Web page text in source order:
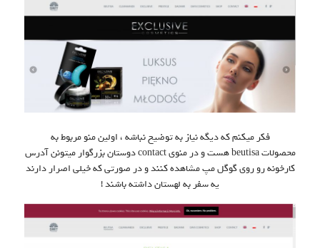
فکر میکنم که دیگه نیاز به توضیح نباشه ، اولین منو مربوط به
محصولات beutisa هست و در منوی contact دوستان بزرگوار میتونن آدرس
کارخونه رو روی گوگل مپ مشاهده کنند و در صورتی که خیلی اصرار دارند
یه سفر به لهستان داشته باشند !